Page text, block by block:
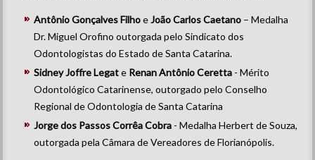
Antônio Gonçalves FilhoeJoão Carlos Caetano – Medalha
Dr. Miguel Orofino outorgada pelo Sindicato dos
Odontologistas do Estado de Santa Catarina.
Sidney Joffre Legate Renan Antônio Ceretta - Mérito
Odontológico Catarinense, outorgado pelo Conselho
Regional de Odontologia de Santa Catarina
Jorge dos Passos Corrêa Cobra - Medalha Herbert de Souza,
outorgada pela Câmara de Vereadores de Florianópolis.